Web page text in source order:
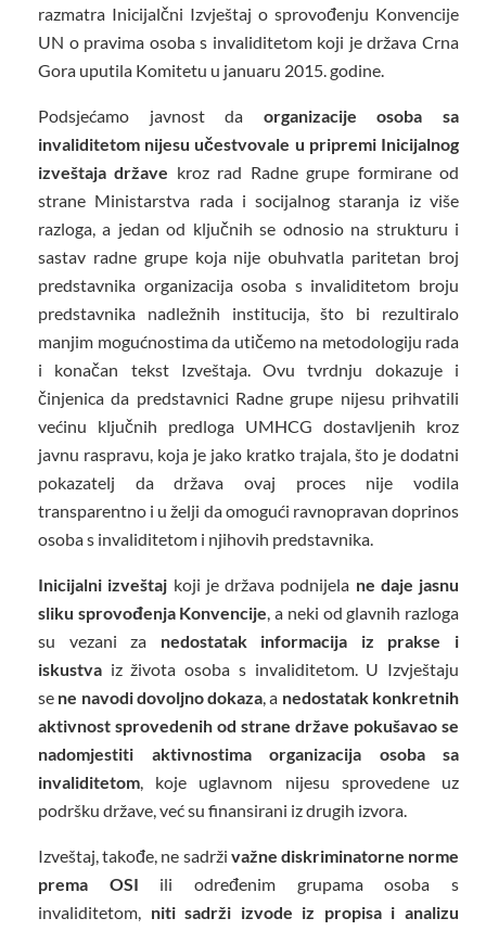
razmatra Inicijalčni Izvještaj o sprovođenju Konvencije
UN o pravima osoba s invaliditetom koji je država Crna
Gora uputila Komitetu u januaru 2015. godine.
Podsjećamo javnost da organizacije osoba sa
invaliditetom nijesu učestvovale u pripremi Inicijalnog
izveštaja države kroz rad Radne grupe formirane od
strane Ministarstva rada i socijalnog staranja iz više
razloga, a jedan od ključnih se odnosio na strukturu i
sastav radne grupe koja nije obuhvatla paritetan broj
predstavnika organizacija osoba s invaliditetom broju
predstavnika nadležnih institucija, što bi rezultiralo
manjim mogućnostima da utičemo na metodologiju rada
i konačan tekst Izveštaja. Ovu tvrdnju dokazuje i
činjenica da predstavnici Radne grupe nijesu prihvatili
većinu ključnih predloga UMHCG dostavljenih kroz
javnu raspravu, koja je jako kratko trajala, što je dodatni
pokazatelj da država ovaj proces nije vodila
transparentno i u želji da omogući ravnopravan doprinos
osoba s invaliditetom i njihovih predstavnika.
Inicijalni izveštaj koji je država podnijela ne daje jasnu
sliku sprovođenja Konvencije, a neki od glavnih razloga
su vezani za nedostatak informacija iz prakse i
iskustva iz života osoba s invaliditetom. U Izvještaju
se ne navodi dovoljno dokaza, a nedostatak konkretnih
aktivnost sprovedenih od strane države pokušavao se
nadomjestiti aktivnostima organizacija osoba sa
invaliditetom, koje uglavnom nijesu sprovedene uz
podršku države, već su finansirani iz drugih izvora.
Izveštaj, takođe, ne sadrži važne diskriminatorne norme
prema OSI ili određenim grupama osoba s
invaliditetom, niti sadrži izvode iz propisa i analizu